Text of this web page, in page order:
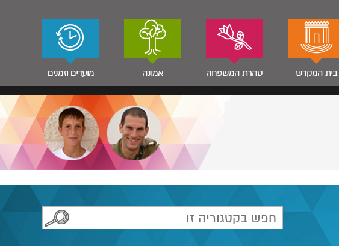
בית המקדש טהרת המשפחה אמונה מועדים וזמנים